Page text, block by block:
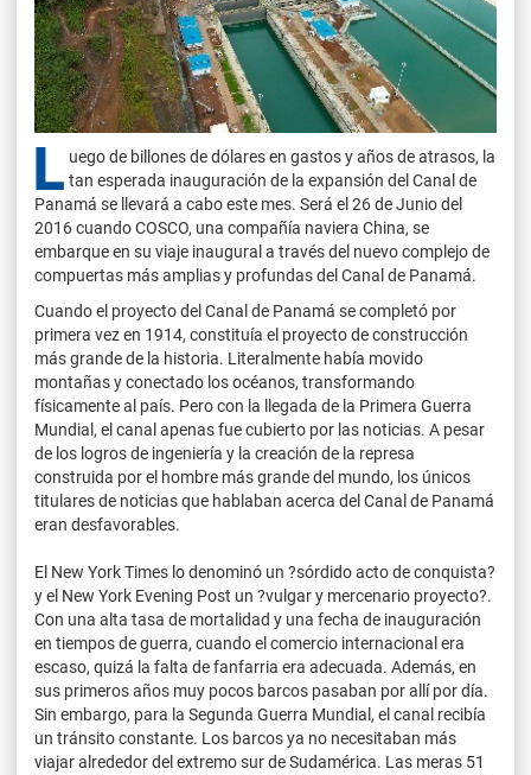
L uego de billones de dólares en gastos y años de atrasos, la
tan esperada inauguración de la expansión del Canal de
Panamá se llevará a cabo este mes. Será el 26 de Junio del
2016 cuando COSCO, una compañía naviera China, se
embarque en su viaje inaugural a través del nuevo complejo de
compuertas más amplias y profundas del Canal de Panamá.
Cuando el proyecto del Canal de Panamá se completó por
primera vez en 1914, constituía el proyecto de construcción
más grande de la historia. Literalmente había movido
montañas y conectado los océanos, transformando
físicamente al país. Pero con la llegada de la Primera Guerra
Mundial, el canal apenas fue cubierto por las noticias. A pesar
de los logros de ingeniería y la creación de la represa
construida por el hombre más grande del mundo, los únicos
titulares de noticias que hablaban acerca del Canal de Panamá
eran desfavorables.
El New York Times lo denominó un ?sórdido acto de conquista?
y el New York Evening Post un ?vulgar y mercenario proyecto?.
Con una alta tasa de mortalidad y una fecha de inauguración
en tiempos de guerra, cuando el comercio internacional era
escaso, quizá la falta de fanfarria era adecuada. Además, en
sus primeros años muy pocos barcos pasaban por allí por día.
Sin embargo, para la Segunda Guerra Mundial, el canal recibía
un tránsito constante. Los barcos ya no necesitaban más
viajar alrededor del extremo sur de Sudamérica. Las meras 51